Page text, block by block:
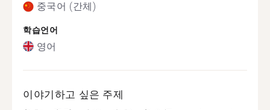
중국어 (간체)
학습언어
영어
이야기하고 싶은 주제